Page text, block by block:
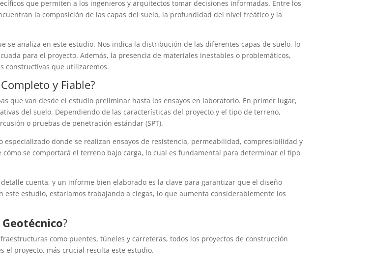
que permiten a los ingenieros y arquitectos tomar decisiones informadas. Entre los
la composición de las capas del suelo, la profundidad del nivel freático y la
se analiza en este estudio. Nos indica la distribución de las diferentes capas de suelo, lo
para el proyecto. Además, la presencia de materiales inestables o problemáticos,
constructivas que utilizaremos.
Completo y Fiable?
que van desde el estudio preliminar hasta los ensayos en laboratorio. En primer lugar,
del suelo. Dependiendo de las características del proyecto y el tipo de terreno,
o pruebas de penetración estándar (SPT).
donde se realizan ensayos de resistencia, permeabilidad, compresibilidad y
se comportará el terreno bajo carga, lo cual es fundamental para determinar el tipo
cuenta, y un informe bien elaborado es la clave para garantizar que el diseño
estudio, estaríamos trabajando a ciegas, lo que aumenta considerablemente los
?
como puentes, túneles y carreteras, todos los proyectos de construcción
el proyecto, más crucial resulta este estudio.